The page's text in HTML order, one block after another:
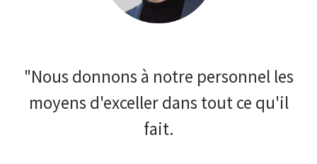
"Nous donnons à notre personnel les
moyens d'exceller dans tout ce qu'il
fait.